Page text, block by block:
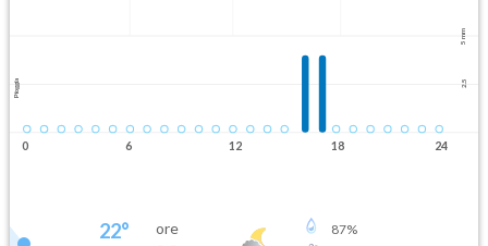
5 mm
2.5
Pioggia
0 6 12 18 24
22° ore 87%